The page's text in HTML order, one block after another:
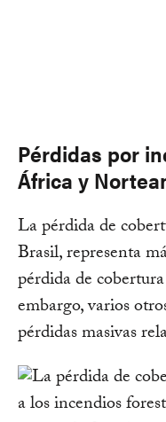
Pérdidas por
África y
La pérdida de
Brasil, representa
pérdida de
embargo, varios
pérdidas masivas